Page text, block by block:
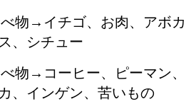
物→イチゴ、お肉、アボカ
、シチュー
物→コーヒー、ピーマン、
、インゲン、苦いもの